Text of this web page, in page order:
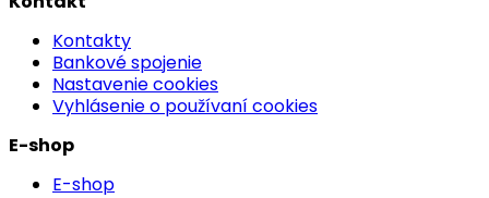
Kontakty
Bankové spojenie
Nastavenie cookies
Vyhlásenie o používaní cookies
E-shop
E-shop